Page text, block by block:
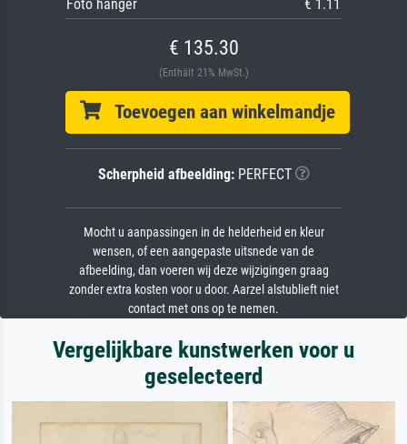
Foto hanger € 1.11
€ 135.30
(Enthält 21% MwSt.)
Toevoegen aan winkelmandje
Scherpheid afbeelding:PERFECT
Mocht u aanpassingen in de helderheid en kleur
wensen, of een aangepaste uitsnede van de
afbeelding, dan voeren wij deze wijzigingen graag
zonder extra kosten voor u door. Aarzel alstublieft niet
contact met ons op te nemen.
Vergelijkbare kunstwerken voor u
geselecteerd